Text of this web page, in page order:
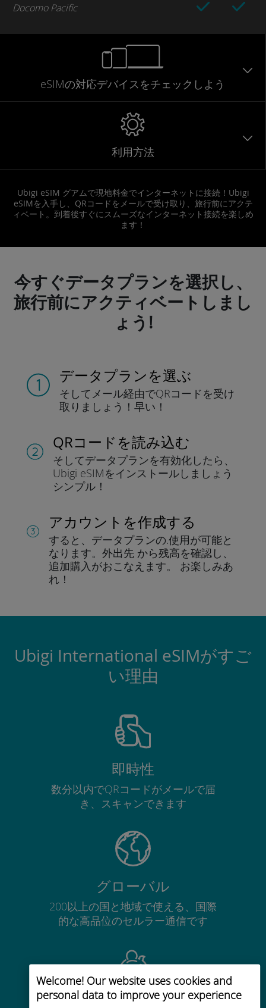
Welcome! Our website uses cookies and
personal data to improve your experience
Docomo Pacific
eSIMの対応デバイスをチェックしよう
利用方法
Ubigi eSIM グアムで現地料金でインターネットに接続！Ubigi
eSIMを入手し、QRコードをメールで受け取り、旅行前にアクテ
ィベート。到着後すぐにスムーズなインターネット接続を楽しめ
ます！
今すぐデータプランを選択し、
旅行前にアクティベートしまし
ょう!
データプランを選ぶ
そしてメール経由でQRコードを受け
取りましょう！早い！
QRコードを読み込む
そしてデータプランを有効化したら、
Ubigi eSIMをインストールしま しょう
シンプル！
アカウントを作成する
すると、データプランの.使用が可能と
なります。 外出先 から残高を確認し、
追加購入がおこなえます。
お楽しみあ
れ！
Ubigi International eSIMがすご
い理由
即時性
数分以内でQRコードがメールで届
き、スキャンできます
グローバル
200以上の国と地域で使える、国際
的な高品位のセルラー通信です
コストパフォーマンス